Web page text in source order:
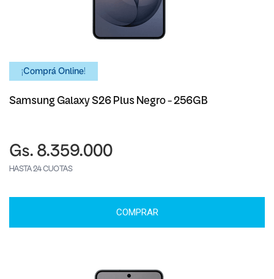
¡Comprá Online!
Samsung Galaxy S26 Plus Negro - 256GB
Gs. 8.359.000
HASTA 24 CUOTAS
COMPRAR